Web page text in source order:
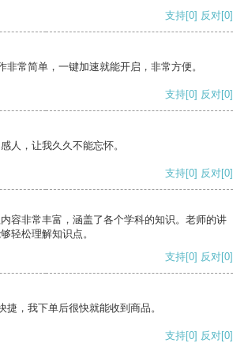
支持[0] 反对[0]
非常简单，一键加速就能开启，非常方便。
支持[0] 反对[0]
人，让我久久不能忘怀。
支持[0] 反对[0]
容非常丰富，涵盖了各个学科的知识。老师的讲
轻松理解知识点。
支持[0] 反对[0]
捷，我下单后很快就能收到商品。
支持[0] 反对[0]